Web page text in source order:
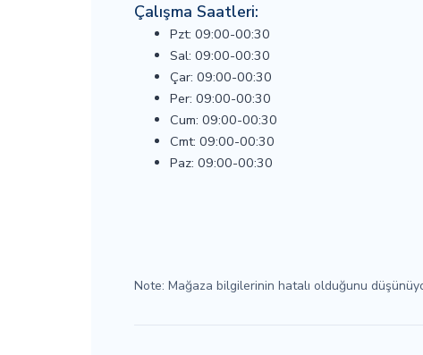
Çalışma Saatleri:
Pzt: 09:00-00:30
Sal: 09:00-00:30
Çar: 09:00-00:30
Per: 09:00-00:30
Cum: 09:00-00:30
Cmt: 09:00-00:30
Paz: 09:00-00:30
Note: Mağaza bilgilerinin hatalı olduğunu